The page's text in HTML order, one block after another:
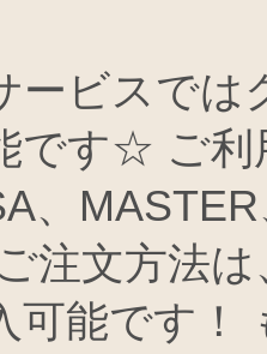
ービスでは
です☆ ご利
、
注文方法
可能です！